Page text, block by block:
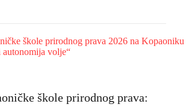
škole prirodnog prava: